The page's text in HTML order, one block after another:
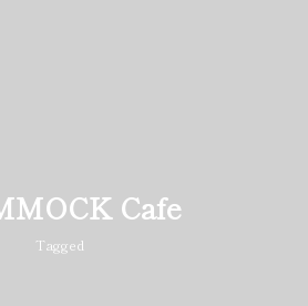
Cafe
Tagged